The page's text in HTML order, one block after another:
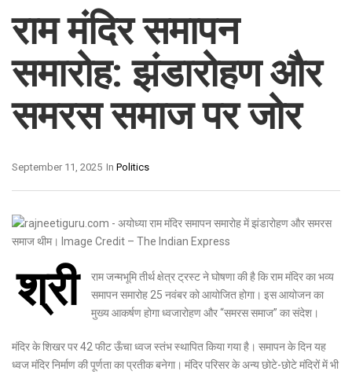
राम मंदिर समापन
समारोह: झंडारोहण और
समरस समाज पर जोर
In Politics
September 11, 2025
श्री
राम जन्मभूमि तीर्थ क्षेत्र ट्रस्ट ने घोषणा की है कि राम मंदिर का भव्य
समापन समारोह 25 नवंबर को आयोजित होगा। इस आयोजन का
मुख्य आकर्षण होगा ध्वजारोहण और “समरस समाज” का संदेश।
मंदिर के शिखर पर 42 फीट ऊँचा ध्वज स्तंभ स्थापित किया गया है। समापन के दिन यह
ध्वज मंदिर निर्माण की पूर्णता का प्रतीक बनेगा। मंदिर परिसर के अन्य छोटे-छोटे मंदिरों में भी